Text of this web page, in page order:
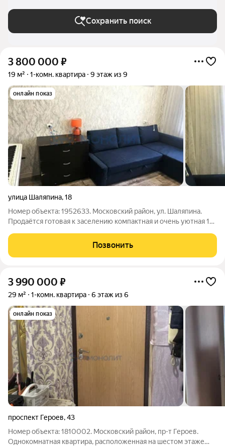
Сохранить поиск
3 800 000 ₽
19 м² 1-комн. квартира 9 этаж из 9
онлайн показ
улица Шаляпина,18
Номер объекта: 1952633. Московский район, ул. Шаляпина.
Продаётся готовая к заселению компактная и очень уютная 1к
постройки, где каждый квадратный метр работает на ваш
комфорт и экономию.
Позвонить
3 990 000 ₽
29 м² 1-комн. квартира 6 этаж из 6
онлайн показ
проспект Героев,43
Номер объекта: 1810002. Московский район, пр-т Героев.
Однокомнатная квартира, расположенная на шестом этаже